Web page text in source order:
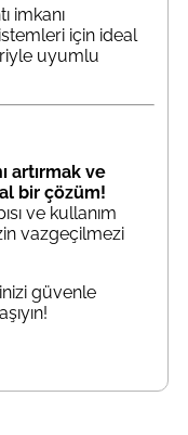
imkanı
için ideal
uyumlu
artırmak ve
bir çözüm!
ve kullanım
vazgeçilmezi
güvenle